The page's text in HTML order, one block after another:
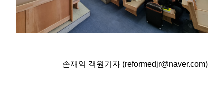
손재익 객원기자 (reformedjr@naver.com)